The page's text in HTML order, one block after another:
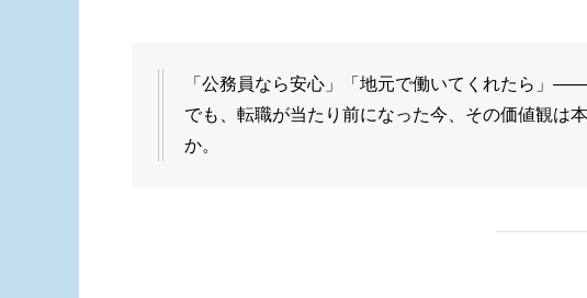
「公務員なら安心」「地元で働いてくれたら」
でも、転職が当たり前になった今、その価値観は
か。